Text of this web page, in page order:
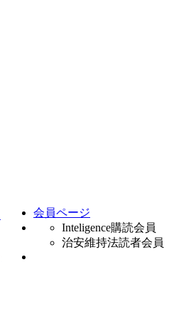
会員ページ
Inteligence購読会員
治安維持法読者会員